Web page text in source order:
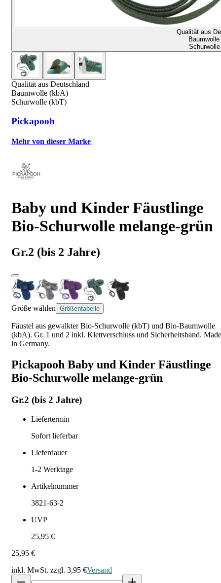
Qualität aus
Qualität aus Deutschland
Baumwolle (kbA)
Schurwolle (kbT)
Pickapooh
Mehr von dieser Marke
Baby und Kinder Fäustlinge
Bio-Schurwolle melange-grün
Gr.2 (bis 2 Jahre)
Größe wählen Größentabelle
Fäustel aus gewalkter Bio-Schurwolle (kbT) und Bio-Baumwolle
(kbA). Gr. 1 und 2 inkl. Klettverschluss und Sicherheitsband. Made
in Germany.
Pickapooh Baby und Kinder Fäustlinge
Bio-Schurwolle melange-grün
Gr.2 (bis 2 Jahre)
Liefertermin
Sofort lieferbar
Lieferdauer
1-2 Werktage
Artikelnummer
3821-63-2
UVP
25,95 €
25,95 €
inkl. MwSt. zzgl. 3,95 €Versand